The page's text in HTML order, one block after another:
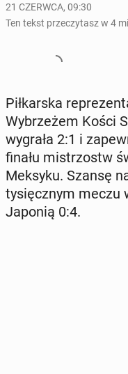
21 CZERWCA, 09:30
Ten tekst przeczytasz w 4
Pił­kar­ska
Wy­brze­żem Kości
wygrała 2:1 i
finału mi­strzostw
Meksyku. Szansę
ty­sięcz­nym meczu
Japonią 0:4.